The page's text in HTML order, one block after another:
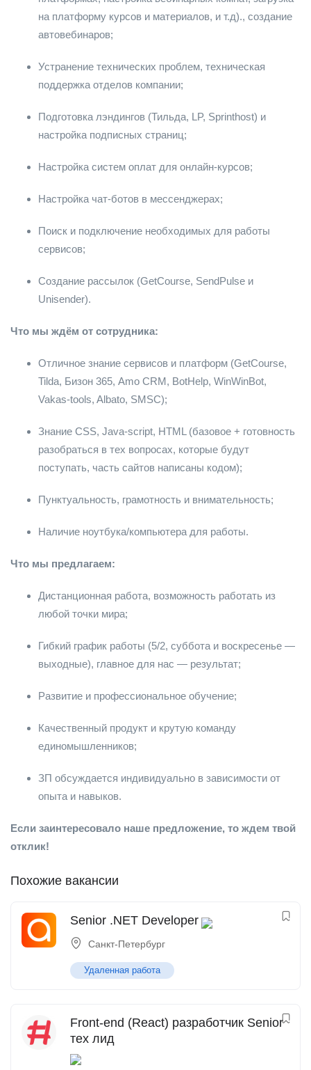
на платформу курсов и материалов, и т.д)., создание
автовебинаров;
Устранение технических проблем, техническая
поддержка отделов компании;
Подготовка лэндингов (Тильда, LP, Sprinthost) и
настройка подписных страниц;
Настройка систем оплат для онлайн-курсов;
Настройка чат-ботов в мессенджерах;
Поиск и подключение необходимых для работы
сервисов;
Создание рассылок (GetCourse, SendPulse и
Unisender).
Что мы ждём от сотрудника:
Отличное знание сервисов и платформ (GetCourse,
Tilda, Бизон 365, Amo CRM, BotHelp, WinWinBot,
Vakas-tools, Albato, SMSC);
Знание CSS, Java-script, HTML (базовое + готовность
разобраться в тех вопросах, которые будут
поступать, часть сайтов написаны кодом);
Пунктуальность, грамотность и внимательность;
Наличие ноутбука/компьютера для работы.
Что мы предлагаем:
Дистанционная работа, возможность работать из
любой точки мира;
Гибкий график работы (5/2, суббота и воскресенье —
выходные), главное для нас — результат;
Развитие и профессиональное обучение;
Качественный продукт и крутую команду
единомышленников;
ЗП обсуждается индивидуально в зависимости от
опыта и навыков.
Если заинтересовало наше предложение, то ждем твой
отклик!
Похожие вакансии
Senior .NET Developer
Санкт-Петербург
Удаленная работа
Front-end (React) разработчик Senior
тех лид